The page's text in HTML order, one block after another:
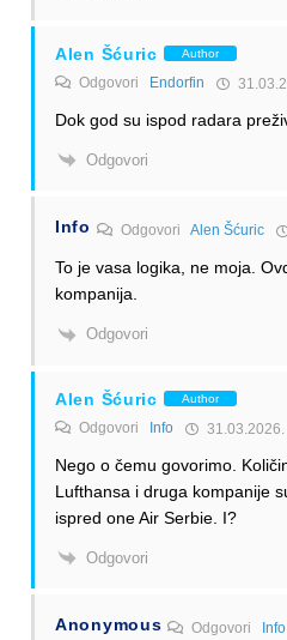
Alen Šćuric Author
Odgovori Endorfin
Dok god su ispod radara
Odgovori
Info Odgovori Alen Šćuric
To je vasa logika, ne moja.
kompanija.
Odgovori
Alen Šćuric Author
Odgovori Info 31.03.2026.
Nego o čemu govorimo.
Lufthansa i druga kompanije
ispred one Air Serbie. I?
Odgovori
Anonymous Odgovori Info